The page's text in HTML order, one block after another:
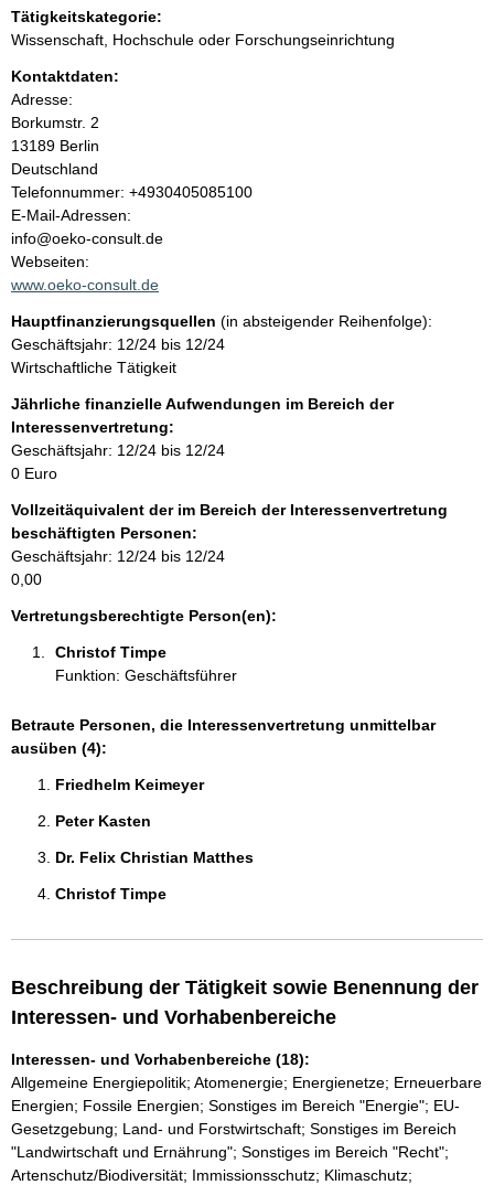
n
i
n
h
a
l
t
r
Tätigkeitskategorie:
Wissenschaft, Hochschule oder Forschungseinrichtung
Kontaktdaten:
Adresse:
Borkumstr. 2
13189 Berlin
Deutschland
K
o
n
t
a
t
i
n
f
o
r
m
t
i
o
n
e
Telefonnummer: +4930405085100
E-Mail-Adressen:
info@oeko-consult.de
Webseiten:
www.oeko-consult.de
Hauptfinanzierungsquellen (in absteigender Reihenfolge):
Geschäftsjahr: 12/24 bis 12/24
Wirtschaftliche Tätigkeit
Jährliche finanzielle Aufwendungen im Bereich der
Interessenvertretung:
Geschäftsjahr: 12/24 bis 12/24
0 Euro
Vollzeitäquivalent der im Bereich der Interessenvertretung
beschäftigten Personen:
Geschäftsjahr: 12/24 bis 12/24
0,00
Vertretungsberechtigte Person(en):
Christof Timpe
Funktion: Geschäftsführer
Betraute Personen, die Interessenvertretung unmittelbar
ausüben (4):
Friedhelm Keimeyer
Peter Kasten
Dr. Felix Christian Matthes
Christof Timpe
Beschreibung der Tätigkeit sowie Benennung der
Interessen- und Vorhabenbereiche
Interessen- und Vorhabenbereiche (18):
Allgemeine Energiepolitik; Atomenergie; Energienetze; Erneuerbare
Energien; Fossile Energien; Sonstiges im Bereich "Energie"; EU-
Gesetzgebung; Land- und Forstwirtschaft; Sonstiges im Bereich
"Landwirtschaft und Ernährung"; Sonstiges im Bereich "Recht";
Artenschutz/Biodiversität; Immissionsschutz; Klimaschutz;